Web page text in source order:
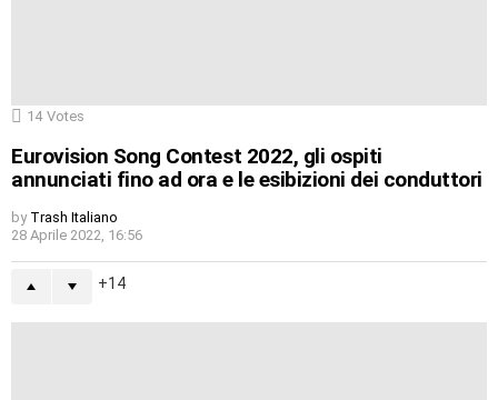
14 Votes
Eurovision Song Contest 2022, gli ospiti
annunciati fino ad ora e le esibizioni dei conduttori
by Trash Italiano
28 Aprile 2022, 16:56
14